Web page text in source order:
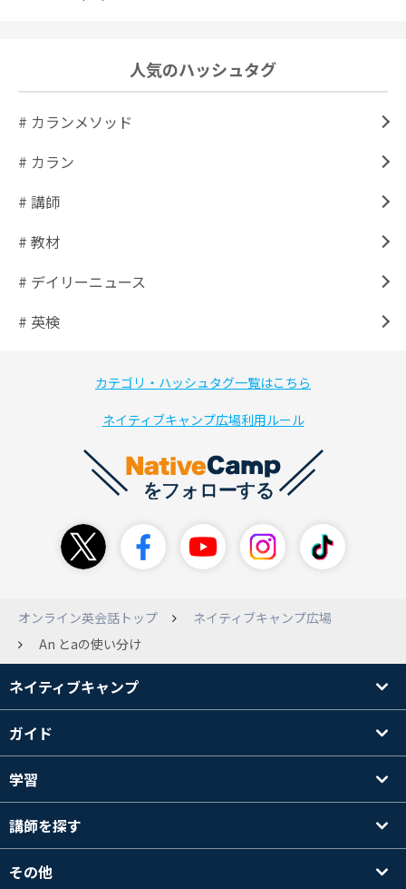
人気のハッシュタグ
# カランメソッド
# カラン
# 講師
# 教材
# デイリーニュース
# 英検
カテゴリ・ハッシュタグ一覧はこちら
ネイティブキャンプ広場利用ルール
オンライン英会話トップ
ネイティブキャンプ広場
An とaの使い分け
ネイティブキャンプ
ガイド
学習
講師を探す
その他